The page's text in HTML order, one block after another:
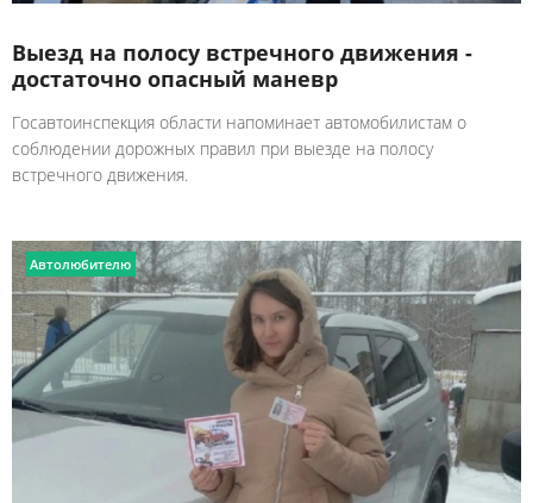
Выезд на полосу встречного движения -
достаточно опасный маневр
Госавтоинспекция области напоминает автомобилистам о
соблюдении дорожных правил при выезде на полосу
встречного движения.
Автолюбителю